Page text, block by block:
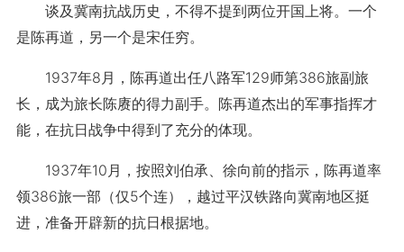
谈及冀南抗战历史，不得不提到两位开国上将。一个
是陈再道，另一个是宋任穷。
1937年8月，陈再道出任八路军129师第386旅副旅
长，成为旅长陈赓的得力副手。陈再道杰出的军事指挥才
能，在抗日战争中得到了充分的体现。
1937年10月，按照刘伯承、徐向前的指示，陈再道率
领386旅一部（仅5个连），越过平汉铁路向冀南地区挺
进，准备开辟新的抗日根据地。